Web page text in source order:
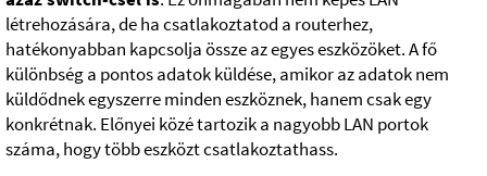
létrehozására, de ha csatlakoztatod a routerhez,
hatékonyabban kapcsolja össze az egyes eszközöket. A fő
különbség a pontos adatok küldése, amikor az adatok nem
küldődnek egyszerre minden eszköznek, hanem csak egy
konkrétnak. Előnyei közé tartozik a nagyobb LAN portok
száma, hogy több eszközt csatlakoztathass.